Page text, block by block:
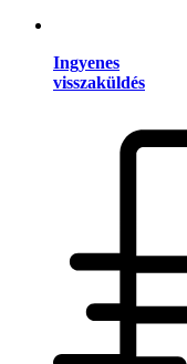
Ingyenes
visszaküldés